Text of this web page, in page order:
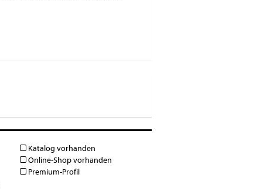
Katalog vorhanden
Online-Shop vorhanden
Premium-Profil